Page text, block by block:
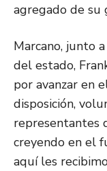
agregado de su
Marcano, junto
del estado,
por avanzar en
disposición,
representantes
creyendo en el
aquí les